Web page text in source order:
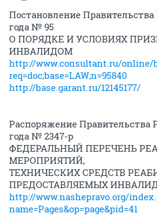
Постановление
года № 95
О ПОРЯДКЕ И УСЛОВИЯХ
ИНВАЛИДОМ
http://www.consultant.ru/online/
req=doc;base=LAW;n=95840
http://base.garant.ru/12145177/
Распоряжение Правительства
года № 2347-р
ФЕДЕРАЛЬНЫЙ ПЕРЕЧЕНЬ
МЕРОПРИЯТИЙ,
ТЕХНИЧЕСКИХ СРЕДСТВ
ПРЕДОСТАВЛЯЕМЫХ
http://www.nashepravo.org/
name=Pages&op=page&pid=41